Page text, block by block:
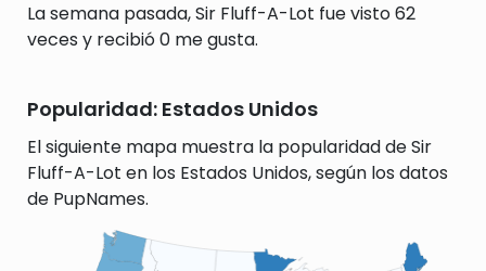
La semana pasada, Sir Fluff-A-Lot fue visto 62
veces y recibió 0 me gusta.
Popularidad: Estados Unidos
El siguiente mapa muestra la popularidad de Sir
Fluff-A-Lot en los Estados Unidos, según los datos
de PupNames.